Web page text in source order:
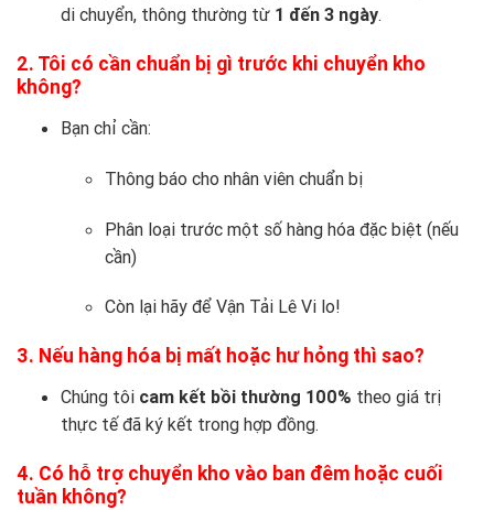
di chuyển, thông thường từ 1 đến 3 ngày.
2. Tôi có cần chuẩn bị gì trước khi chuyển kho
không?
Bạn chỉ cần:
Thông báo cho nhân viên chuẩn bị
Phân loại trước một số hàng hóa đặc biệt (nếu
cần)
Còn lại hãy để Vận Tải Lê Vi lo!
3. Nếu hàng hóa bị mất hoặc hư hỏng thì sao?
Chúng tôi cam kết bồi thường 100% theo giá trị
thực tế đã ký kết trong hợp đồng.
4. Có hỗ trợ chuyển kho vào ban đêm hoặc cuối
tuần không?